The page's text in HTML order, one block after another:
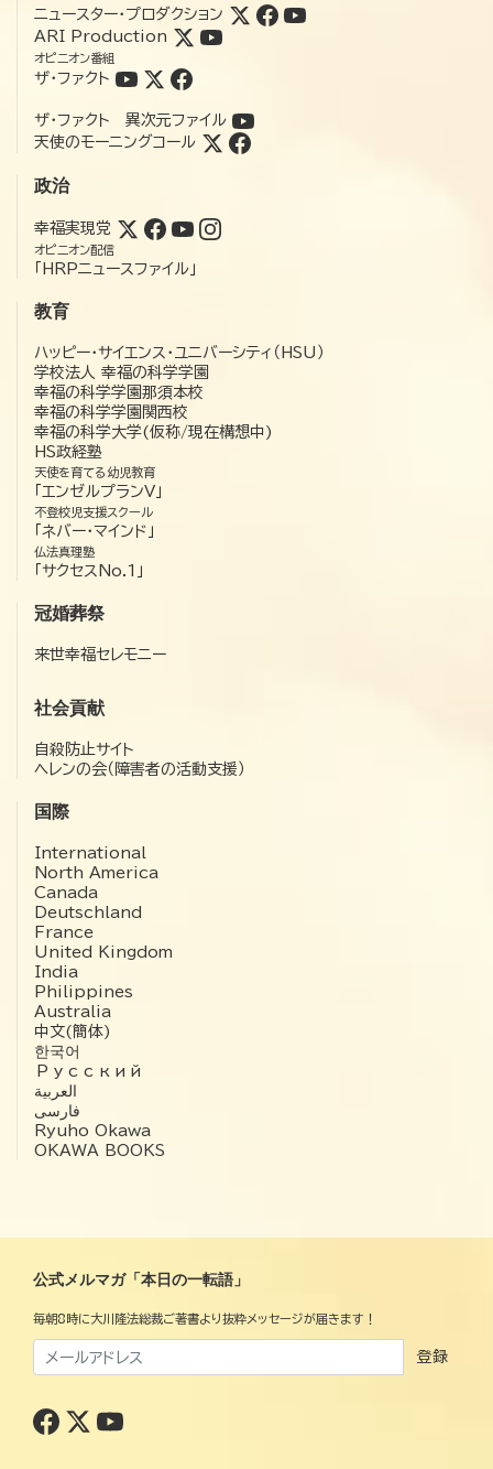
ニュースター・プロダクション
ARI Production
オピニオン番組
ザ・ファクト
ザ・ファクト 異次元ファイル
天使のモーニングコール
政治
幸福実現党
オピニオン配信
「HRPニュースファイル」
教育
ハッピー・サイエンス・ユニバーシティ（HSU）
学校法人 幸福の科学学園
幸福の科学学園那須本校
幸福の科学学園関西校
幸福の科学大学(仮称/現在構想中)
HS政経塾
天使を育てる幼児教育
「エンゼルプランV」
不登校児支援スクール
「ネバー・マインド」
仏法真理塾
「サクセスNo.1」
冠婚葬祭
来世幸福セレモニー
社会貢献
自殺防止サイト
ヘレンの会（障害者の活動支援）
国際
International
North America
Canada
Deutschland
France
United Kingdom
India
Philippines
Australia
中文(簡体)
한국어
Русский
العربية‏
فارسی
Ryuho Okawa
OKAWA BOOKS
公式メルマガ「本日の一転語」
毎朝8時に大川隆法総裁ご著書より抜粋メッセージが届きます！
登録